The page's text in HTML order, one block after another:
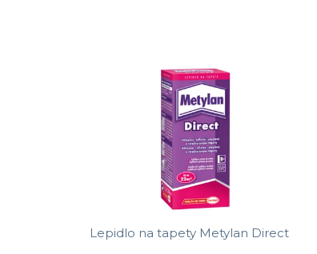
Lepidlo na tapety Metylan Direct